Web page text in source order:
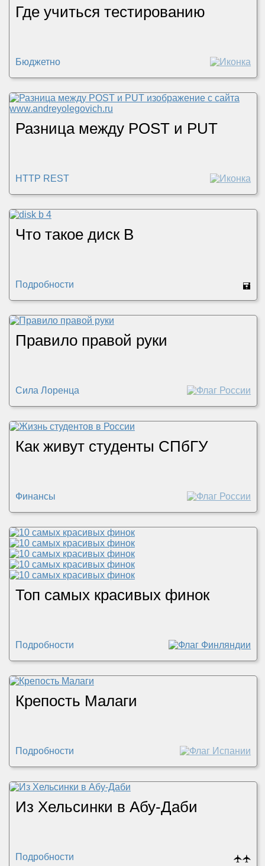
Где учиться тестированию
Бюджетно
Разница между POST и PUT
HTTP REST
Что такое диск B
Подробности 🖬
Правило правой руки
Сила Лоренца
Как живут студенты СПбГУ
Финансы
Топ самых красивых финок
Подробности
Крепость Малаги
Подробности
Из Хельсинки в Абу-Даби
Подробности 🛧
🛧